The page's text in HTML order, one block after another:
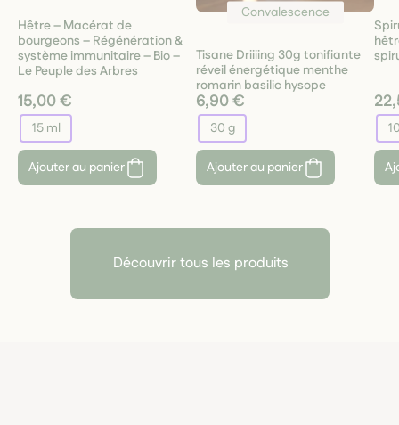
Hêtre – Macérat de
bourgeons – Régénération &
système immunitaire – Bio –
Le Peuple des Arbres
15,00 €
15 ml
Ajouter au panier
Convalescence
Tisane Driiiing 30g tonifiante
réveil énergétique menthe
romarin basilic hysope
6,90 €
30 g
Ajouter au panier
Découvrir tous les produits